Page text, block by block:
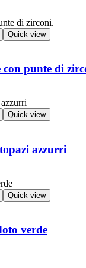
Quick view
punte di
Quick view
azzurri
Quick view
verde